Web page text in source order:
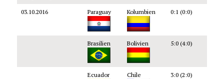
03.10.2016 Paraguay Kolumbien 0:1 (0:0)
Brasilien Bolivien 5:0 (4:0)
Ecuador Chile 3:0 (2:0)